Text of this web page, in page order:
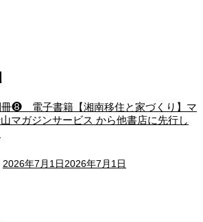
冊❽ 電子書籍【湘南移住と家づくり】マ
マガジンサービス から他書店に先行し
2026年7月1日2026年7月1日